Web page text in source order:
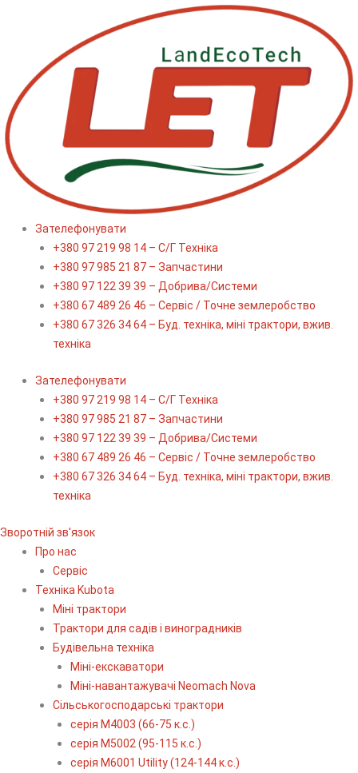
Зателефонувати
+380 97 219 98 14 – С/Г Техніка
+380 97 985 21 87 – Запчастини
+380 97 122 39 39 – Добрива/Cистеми
+380 67 489 26 46 – Сервіс / Точне землеробство
+380 67 326 34 64 – Буд. техніка, міні трактори, вжив.
техніка
Зателефонувати
+380 97 219 98 14 – С/Г Техніка
+380 97 985 21 87 – Запчастини
+380 97 122 39 39 – Добрива/Cистеми
+380 67 489 26 46 – Сервіс / Точне землеробство
+380 67 326 34 64 – Буд. техніка, міні трактори, вжив.
техніка
Зворотній зв'язок
Про нас
Сервіс
Технiка Kubota
Міні трактори
Трактори для садів і виноградників
Будівельна техніка
Міні-екскаватори
Міні-навантажувачі Neomach Nova
Сільськогосподарські трактори
серія М4003 (66-75 к.с.)
серія М5002 (95-115 к.с.)
серія M6001 Utility (124-144 к.с.)